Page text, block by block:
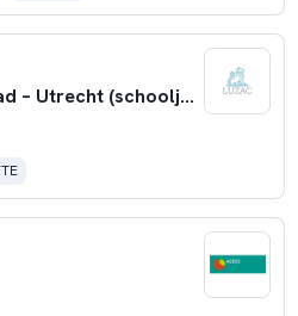
Docent Biologie 1e graad – Utrecht (schooljaar 2026-2027)